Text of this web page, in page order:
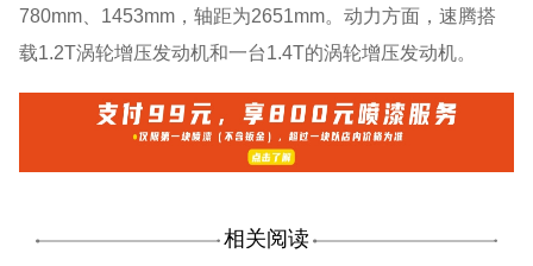
780mm、1453mm，轴距为2651mm。动力方面，速腾搭
载1.2T涡轮增压发动机和一台1.4T的涡轮增压发动机。
相关阅读